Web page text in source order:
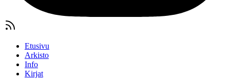
Etusivu
Arkisto
Info
Kirjat